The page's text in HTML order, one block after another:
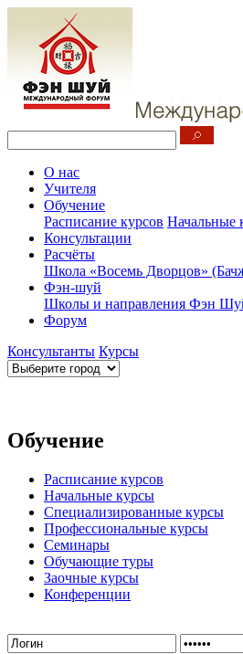
О нас
Учителя
Обучение
Расписание курсов Начальные
Консультации
Расчёты
Школа «Восемь Дворцов»
Фэн-шуй
Школы и направления Фэн
Форум
Консультанты Курсы
Обучение
Расписание курсов
Начальные курсы
Специализированные курсы
Профессиональные курсы
Семинары
Обучающие туры
Заочные курсы
Конференции